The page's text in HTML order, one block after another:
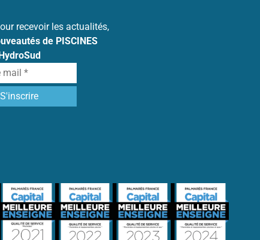
recevoir les actualités,
de PISCINES